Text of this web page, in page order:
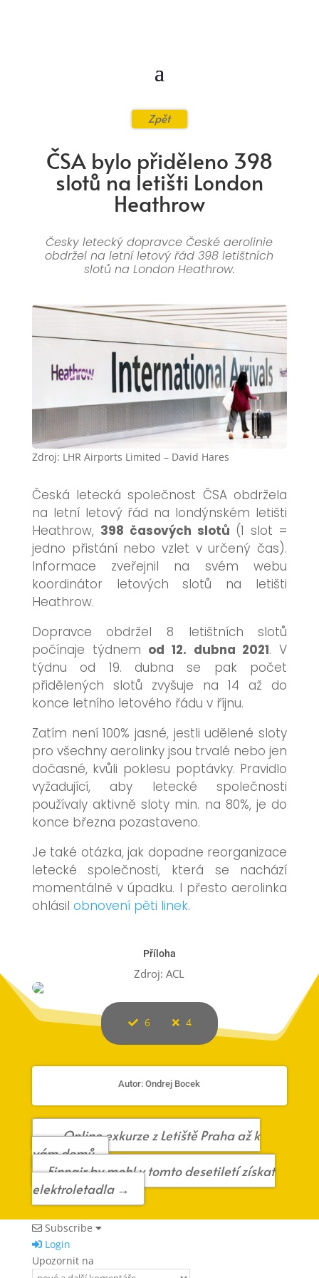
Zpět
ČSA bylo přiděleno 398
slotů na letišti London
Heathrow
Česky letecký dopravce České aerolinie
obdržel na letní letový řád 398 letištních
slotů na London Heathrow.
Zdroj: LHR Airports Limited – David Hares
Česká letecká společnost ČSA obdržela
na letní letový řád na londýnském letišti
Heathrow, 398 časových slotů (1 slot =
jedno přistání nebo vzlet v určený čas).
Informace zveřejnil na svém webu
koordinátor letových slotů na letišti
Heathrow.
Dopravce obdržel 8 letištních slotů
počínaje týdnem od 12. dubna 2021. V
týdnu od 19. dubna se pak počet
přidělených slotů zvyšuje na 14 až do
konce letního letového řádu v říjnu.
Zatím není 100% jasné, jestli udělené sloty
pro všechny aerolinky jsou trvalé nebo jen
dočasné, kvůli poklesu poptávky. Pravidlo
vyžadující, aby letecké společnosti
používaly aktivně sloty min. na 80%, je do
konce března pozastaveno.
Je také otázka, jak dopadne reorganizace
letecké společnosti, která se nachází
momentálně v úpadku. I přesto aerolinka
ohlásil obnovení pěti linek.
Příloha
Zdroj: ACL
6 4
Autor: Ondrej Bocek
←Online exkurze z Letiště Praha až k
vám domů
Finnair by mohl v tomto desetiletí získat
elektroletadla→
Subscribe
Login
Upozornit na